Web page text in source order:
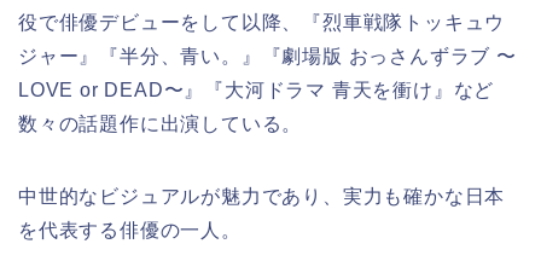
役で俳優デビューをして以降、『烈車戦隊トッキュウ
ジャー』『半分、青い。』『劇場版 おっさんずラブ 〜
LOVE or DEAD〜』『大河ドラマ 青天を衝け』など
数々の話題作に出演している。
中世的なビジュアルが魅力であり、実力も確かな日本
を代表する俳優の一人。